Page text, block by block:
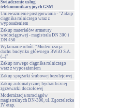
Świadczenie usług
telekomunikacyjnych GSM
Unieważnienie postępowania - "Zakup
ciągnika rolniczego wraz z
wyposażeniem
Zakup materiałów armatury
wodociągowej - magistrala DN 300 i
DN 450
Wykonanie robót: "Modernizacja
dachu budynku głównego BWiO S.A.
(...)"
Zakup nowego ciągnika rolniczego
wraz z wyposażeniem
Zakup sprężarki śrubowej bezolejowej.
Zakup automatycznej hydraulicznej
zgrzewarki doczołowej
Modernizacja rurociągów
magistralnych DN-300, ul. Zgorzelecka
IV etap.